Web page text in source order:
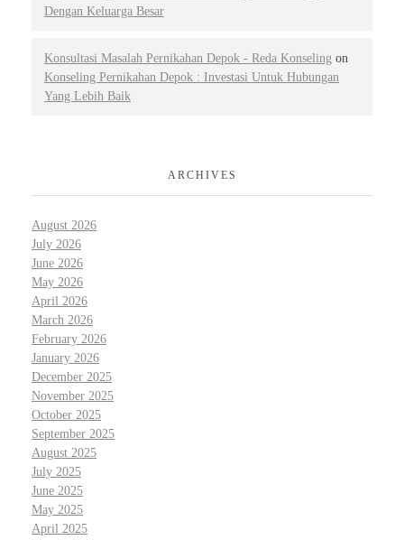
Dengan Keluarga Besar
Konsultasi Masalah Pernikahan Depok - Reda Konseling on
Konseling Pernikahan Depok : Investasi Untuk Hubungan
Yang Lebih Baik
ARCHIVES
August 2026
July 2026
June 2026
May 2026
April 2026
March 2026
February 2026
January 2026
December 2025
November 2025
October 2025
September 2025
August 2025
July 2025
June 2025
May 2025
April 2025